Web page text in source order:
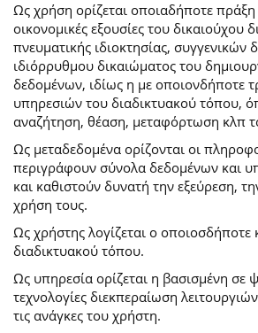
Ως χρήση ορίζεται οποιαδήποτε πράξη
οικονομικές εξουσίες του δικαιούχου
πνευματικής ιδιοκτησίας, συγγενικών
ιδιόρρυθμου δικαιώματος του
δεδομένων, ιδίως η με οποιονδήποτε
υπηρεσιών του διαδικτυακού τόπου,
αναζήτηση, θέαση, μεταφόρτωση κλπ
Ως μεταδεδομένα ορίζονται οι
περιγράφουν σύνολα δεδομένων και
και καθιστούν δυνατή την εξεύρεση,
χρήση τους.
Ως χρήστης λογίζεται ο οποιοσδήποτε
διαδικτυακού τόπου.
Ως υπηρεσία ορίζεται η βασισμένη σε
τεχνολογίες διεκπεραίωση
τις ανάγκες του χρήστη.